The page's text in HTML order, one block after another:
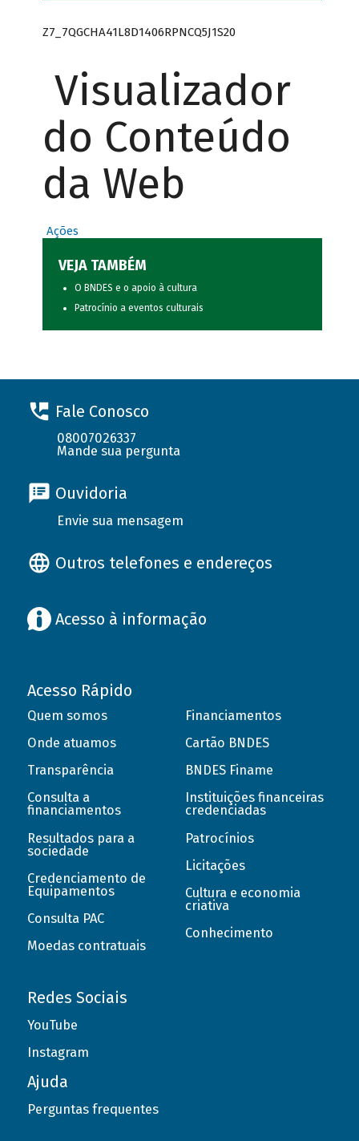
Z7_7QGCHA41L8D1406RPNCQ5J1S20
Visualizador
do Conteúdo
da Web
Ações
VEJA TAMBÉM
O BNDES e o apoio à cultura
Patrocínio a eventos culturais
Fale Conosco
08007026337
Mande sua pergunta
Ouvidoria
Envie sua mensagem
Outros telefones e endereços
Acesso à informação
Acesso Rápido
Quem somos
Onde atuamos
Transparência
Consulta a
financiamentos
Resultados para a
sociedade
Credenciamento de
Equipamentos
Consulta PAC
Moedas contratuais
Financiamentos
Cartão BNDES
BNDES Finame
Instituições financeiras
credenciadas
Patrocínios
Licitações
Cultura e economia
criativa
Conhecimento
Redes Sociais
YouTube
Instagram
Ajuda
Perguntas frequentes